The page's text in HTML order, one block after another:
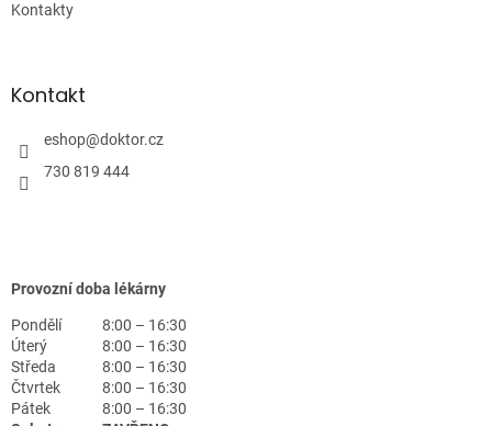
Kontakty
Kontakt
eshop@doktor.cz
730 819 444
Provozní doba lékárny
Pondělí
8:00 – 16:30
Úterý
8:00 – 16:30
Středa
8:00 – 16:30
Čtvrtek
8:00 – 16:30
Pátek
8:00 – 16:30